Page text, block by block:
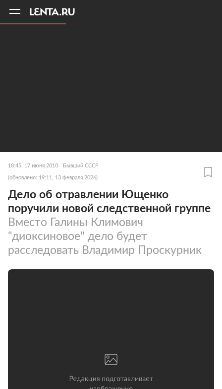
18:45, 17 июня 2010 Бывший СССР
(обновлено: 19:11, 13 февраля 2026)
Дело об отравлении Ющенко
поручили новой следственной группе
Вместо Галины Климович
"диоксиновое" дело будет
расследовать Владимир Проскурник